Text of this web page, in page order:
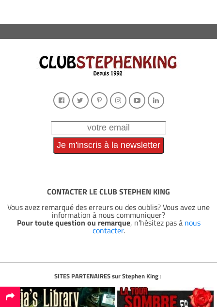
CONTACTER LE CLUB STEPHEN KING
Vous avez remarqué des erreurs ou des oublis? Vous avez une
information à nous communiquer?
Pour toute question ou remarque, n'hésitez pas à nous
contacter.
SITES PARTENAIRES sur Stephen King: